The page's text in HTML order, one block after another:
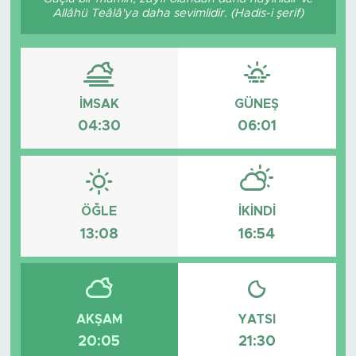
Allâhü Teâlâ'ya daha sevimlidir. (Hadis-i şerif)
İMSAK
04:30
GÜNEŞ
06:01
ÖĞLE
13:08
İKINDI
16:54
AKŞAM
20:05
YATSI
21:30
Teknoloji
Magazin
Dünya
Sektör